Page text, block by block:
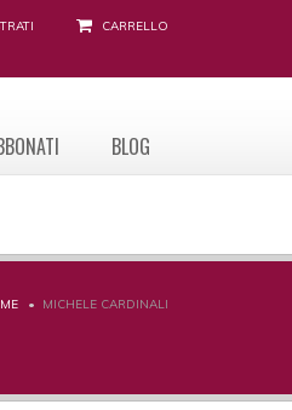
CARRELLO
BLOG
MICHELE CARDINALI